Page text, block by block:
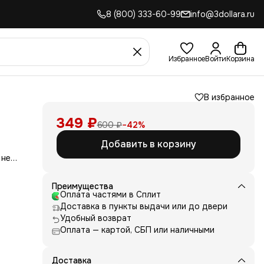
8 (800) 333-60-99 info@3dollara.ru
ИзбранноеВойтиКорзина
В избранное
349 ₽600 ₽−42%
Добавить в корзину
Преимущества
Оплата частями в Сплит
Доставка в пункты выдачи или до двери
Удобный возврат
Оплата — картой, СБП или наличными
Доставка